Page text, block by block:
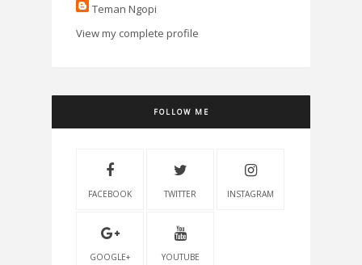
Teman Ngopi
View my complete profile
FOLLOW ME
FACEBOOK TWITTER INSTAGRAM
GOOGLE+ YOUTUBE